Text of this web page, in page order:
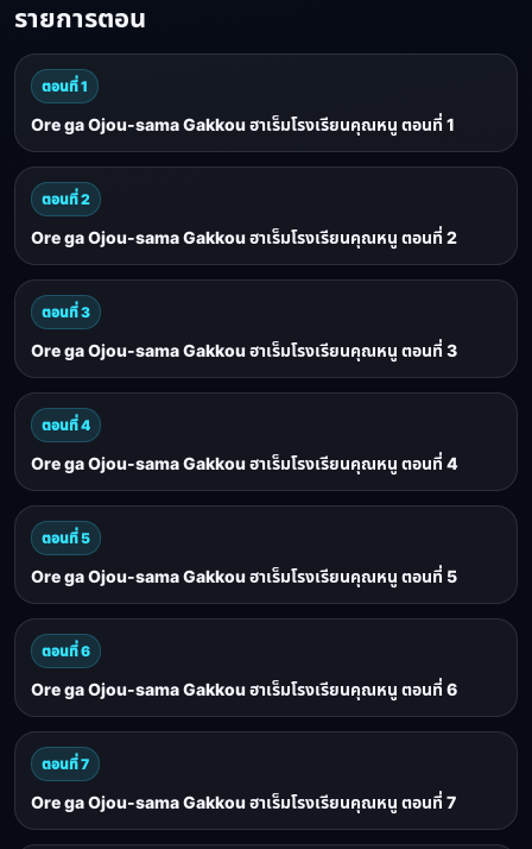
รายการตอน
ตอนที่ 1
Ore ga Ojou-sama Gakkou ฮาเร็มโรงเรียนคุณหนู ตอนที่ 1
ตอนที่ 2
Ore ga Ojou-sama Gakkou ฮาเร็มโรงเรียนคุณหนู ตอนที่ 2
ตอนที่ 3
Ore ga Ojou-sama Gakkou ฮาเร็มโรงเรียนคุณหนู ตอนที่ 3
ตอนที่ 4
Ore ga Ojou-sama Gakkou ฮาเร็มโรงเรียนคุณหนู ตอนที่ 4
ตอนที่ 5
Ore ga Ojou-sama Gakkou ฮาเร็มโรงเรียนคุณหนู ตอนที่ 5
ตอนที่ 6
Ore ga Ojou-sama Gakkou ฮาเร็มโรงเรียนคุณหนู ตอนที่ 6
ตอนที่ 7
Ore ga Ojou-sama Gakkou ฮาเร็มโรงเรียนคุณหนู ตอนที่ 7